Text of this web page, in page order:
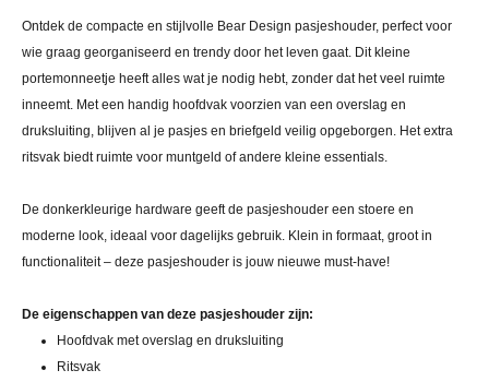
Ontdek de compacte en stijlvolle Bear Design pasjeshouder, perfect voor
wie graag georganiseerd en trendy door het leven gaat. Dit kleine
portemonneetje heeft alles wat je nodig hebt, zonder dat het veel ruimte
inneemt. Met een handig hoofdvak voorzien van een overslag en
druksluiting, blijven al je pasjes en briefgeld veilig opgeborgen. Het extra
ritsvak biedt ruimte voor muntgeld of andere kleine essentials.
De donkerkleurige hardware geeft de pasjeshouder een stoere en
moderne look, ideaal voor dagelijks gebruik. Klein in formaat, groot in
functionaliteit – deze pasjeshouder is jouw nieuwe must-have!
De eigenschappen van deze pasjeshouder zijn:
Hoofdvak met overslag en druksluiting
Ritsvak